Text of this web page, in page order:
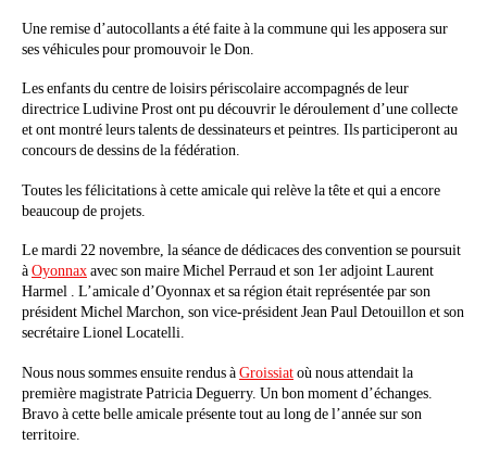
Une remise d’autocollants a été faite à la commune qui les apposera sur
ses véhicules pour promouvoir le Don.
Les enfants du centre de loisirs périscolaire accompagnés de leur
directrice Ludivine Prost ont pu découvrir le déroulement d’une collecte
et ont montré leurs talents de dessinateurs et peintres. Ils participeront au
concours de dessins de la fédération.
Toutes les félicitations à cette amicale qui relève la tête et qui a encore
beaucoup de projets.
Le mardi 22 novembre, la séance de dédicaces des convention se poursuit
àOyonnaxavec son maire Michel Perraud et son 1er adjoint Laurent
Harmel . L’amicale d’Oyonnax et sa région était représentée par son
président Michel Marchon, son vice-président Jean Paul Detouillon et son
secrétaire Lionel Locatelli.
Nous nous sommes ensuite rendus àGroissiatoù nous attendait la
première magistrate Patricia Deguerry. Un bon moment d’échanges.
Bravo à cette belle amicale présente tout au long de l’année sur son
territoire.